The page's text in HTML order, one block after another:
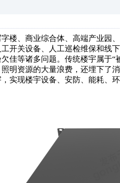
楼、商业综合体、高端产业园
开关设备、人工巡检维保和线
佳等诸多问题。传统楼宇属于
明资源的大量浪费，还埋下了
实现楼宇设备、安防、能耗、